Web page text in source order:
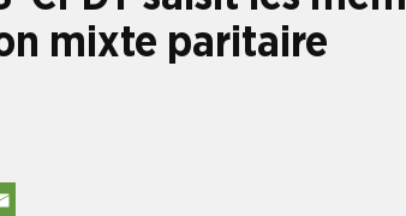
mixte paritaire